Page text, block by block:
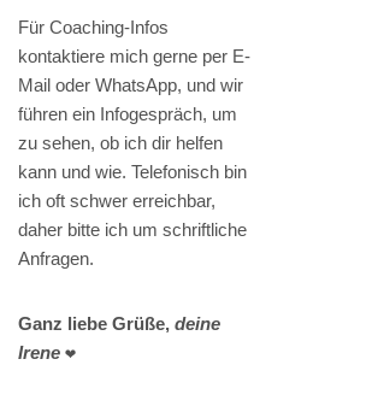
Für Coaching-Infos
kontaktiere mich gerne per E-
Mail oder WhatsApp, und wir
führen ein Infogespräch, um
zu sehen, ob ich dir helfen
kann und wie. Telefonisch bin
ich oft schwer erreichbar,
daher bitte ich um schriftliche
Anfragen.
Ganz liebe Grüße, deine
Irene ❤️